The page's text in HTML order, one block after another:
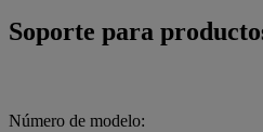
Soporte para
Número de modelo: